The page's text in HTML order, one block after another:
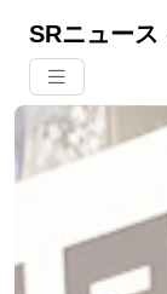
SRニュース